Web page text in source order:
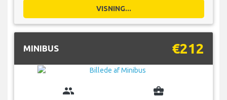
VISNING...
MINIBUS €212
group business_center